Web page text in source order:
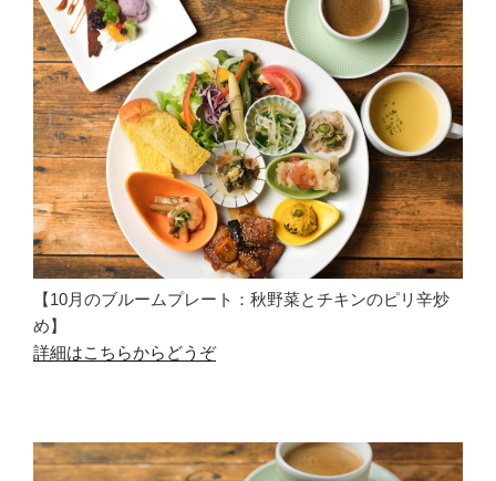
【10月のブルームプレート：秋野菜とチキンのピリ辛炒
め】
詳細はこちらからどうぞ